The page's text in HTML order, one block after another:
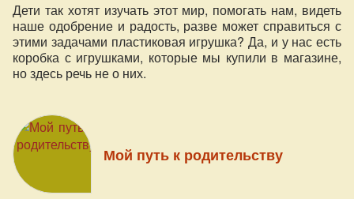
Дети так хотят изучать этот мир, помогать нам, видеть
наше одобрение и радость, разве может справиться с
этими задачами пластиковая игрушка? Да, и у нас есть
коробка с игрушками, которые мы купили в магазине,
но здесь речь не о них.
Мой путь к родительству